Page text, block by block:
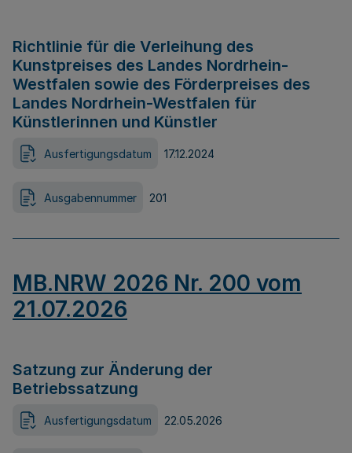
Richtlinie für die Verleihung des
Kunstpreises des Landes Nordrhein-
Westfalen sowie des Förderpreises des
Landes Nordrhein-Westfalen für
Künstlerinnen und Künstler
Ausfertigungsdatum 17.12.2024
Ausgabennummer 201
MB.NRW 2026 Nr. 200 vom
21.07.2026
Satzung zur Änderung der
Betriebssatzung
Ausfertigungsdatum 22.05.2026